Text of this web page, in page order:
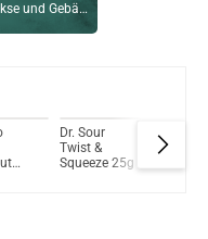
12x 22,5g
Kit Midnight Black
Dr. Sour
Twist &
Squeeze 25g
Bergen
Brownie